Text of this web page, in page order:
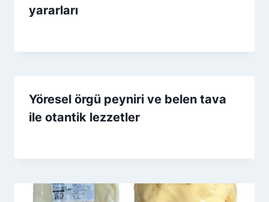
yararları
Yöresel örgü peyniri ve belen tava
ile otantik lezzetler